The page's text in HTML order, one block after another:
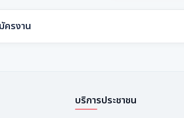
ครงาน
บริการประชาชน